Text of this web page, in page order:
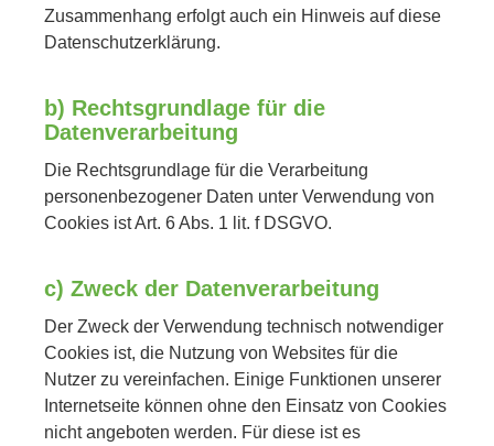
Zusammenhang erfolgt auch ein Hinweis auf diese
Datenschutzerklärung.
b) Rechtsgrundlage für die
Datenverarbeitung
Die Rechtsgrundlage für die Verarbeitung
personenbezogener Daten unter Verwendung von
Cookies ist Art. 6 Abs. 1 lit. f DSGVO.
c) Zweck der Datenverarbeitung
Der Zweck der Verwendung technisch notwendiger
Cookies ist, die Nutzung von Websites für die
Nutzer zu vereinfachen. Einige Funktionen unserer
Internetseite können ohne den Einsatz von Cookies
nicht angeboten werden. Für diese ist es